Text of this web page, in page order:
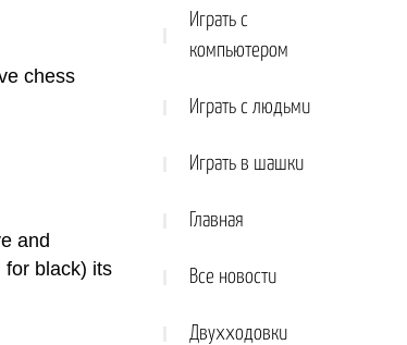
chess
and
for black) its
Играть с
компьютером
Играть с людьми
Играть в шашки
Главная
Все новости
Двухходовки